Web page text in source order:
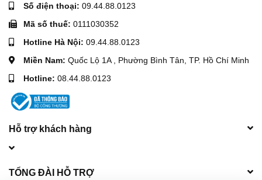
Số điện thoại: 09.44.88.0123
Mã số thuế: 0111030352
Hotline Hà Nội: 09.44.88.0123
Miền Nam: Quốc Lộ 1A , Phường Bình Tân, TP. Hồ Chí Minh
Hotline: 08.44.88.0123
Hỗ trợ khách hàng
TỔNG ĐÀI HỖ TRỢ